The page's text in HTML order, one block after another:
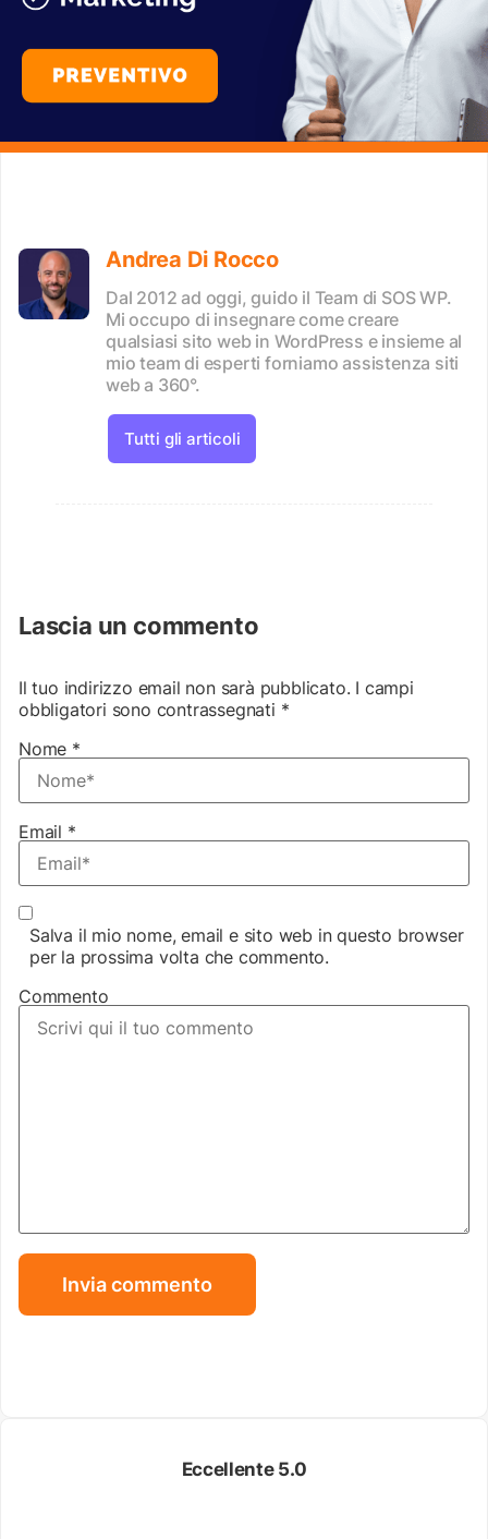
Andrea Di Rocco
Dal 2012 ad oggi, guido il Team di SOS WP.
Mi occupo di insegnare come creare
qualsiasi sito web in WordPress e insieme al
mio team di esperti forniamo assistenza siti
web a 360°.
Tutti gli articoli
Lascia un commento
Il tuo indirizzo email non sarà pubblicato. I campi
obbligatori sono contrassegnati *
Nome *
Email *
Salva il mio nome, email e sito web in questo browser
per la prossima volta che commento.
Commento
Eccellente 5.0